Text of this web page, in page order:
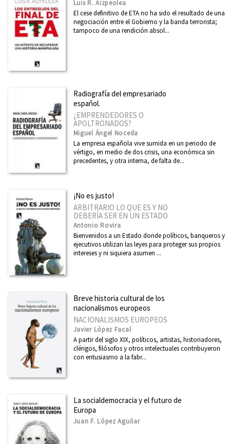
Boletín junio 2026
Boletín mayo 2026
Boletín abril 2026
Ver todos... (66)
Luis R. Aizpeolea
El cese definitivo de ETA no ha sido el resultado de una
negociación entre el Gobierno y la banda terrorista;
tampoco de una rendición absol...
Radiografía del empresariado
español.
¿EMPRENDEDORES O
APOLTRONADOS?
Miguel Ángel Noceda
La empresa española vive sumida en un periodo de
vértigo, en medio de dos crisis, una económica sin
precedentes, y otra interna, de falta de...
¡No es justo!
ARBITRARIO LO QUE ES Y NO
DEBERÍA SER EN UN ESTADO
Antonio Rovira
Bienvenidos a un Estado donde políticos, banqueros y
ejecutivos utilizan las leyes para proteger sus propios
intereses y ni siquiera asumen ...
Breve historia cultural de los
nacionalismos europeos
NACIONALISMOS EUROPEOS
Javier López Facal
A partir del siglo XIX, políticos, artistas, historiadores,
clérigos, filósofos y otros intelectuales contribuyeron
con entusiasmo a la fabr...
La socialdemocracia y el futuro de
Europa
Juan F. López Aguilar